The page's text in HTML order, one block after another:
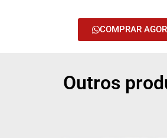
COMPRAR
Outros